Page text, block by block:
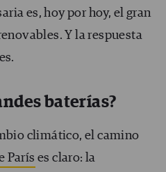
es, hoy por hoy, el gran
Y la respuesta
baterías?
climático, el camino
París es claro: la